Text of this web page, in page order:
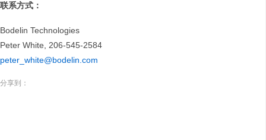
联系方式：
Bodelin Technologies
Peter White, 206-545-2584
peter_white@bodelin.com
分享到：